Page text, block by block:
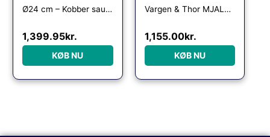
Ø24 cm – Kobber sauterpande
1,399.95kr.
KØB NU
Vargen & Thor MJÃLNER.DUO stegepander 22 cm + 28 cm
1,155.00kr.
KØB NU